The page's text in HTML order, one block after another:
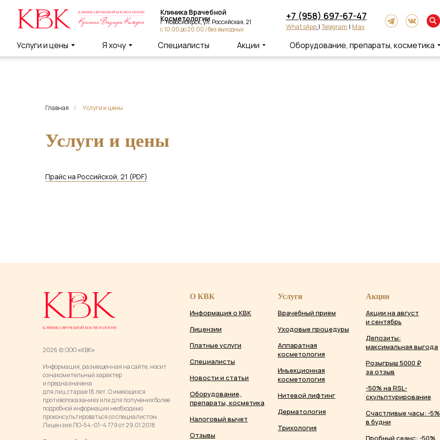
Специалисты Акции Оборудование, препараты, косметика
Я хочу
Услуги и цены
WhatsApp |Telegram|Max
+7 (958) 697-67-47
г. Новосибирск, ул. Российская, 21
с 10.00 до 20.00 / без выходных
Клиника Врачебной
Косметологии
Главная / Услуги и цены
Услуги и цены
Прайс на Российской, 21 (PDF)
2026 (c) ООО«КВК»
Информация, размещенная на сайте, носит
ознакомительный характер
и предназначена
для лиц старше 18 лет. О имеющихся
противопоказаниях или для получения более
подробной информации необходимо
проконсультироваться со специалистом.
Лицензия ЛО-54−01−4 779 от 29.01.2018
О КВК
Информация о КВК
Лицензии
Платные услуги
Специалисты
Новости и статьи
Оборудование,
препараты, косметика
Налоговый вычет
Отзывы
Услуги
Врачебный прием
Уходовые процедуры
Аппаратная
косметология
Инъекционная
косметология
Нитевой лифтинг
Дерматология
Трихология
Акции
Акции на август
и сентябрь
Депозиты:
максимальная выгода
Розыгрыш 5000 ₽
за отзыв
-50% на RSL-
скульптурирование
Счастливые часы: -5%
в будни
Пробный сеанс: -50%